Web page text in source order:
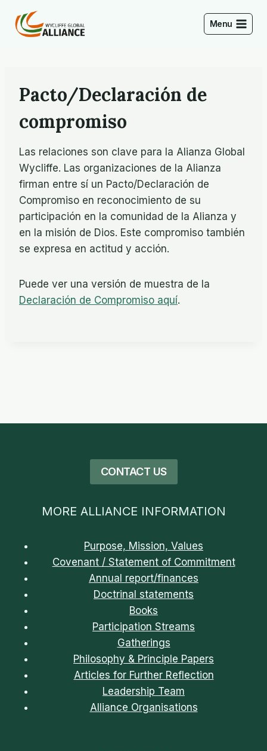
Contenido
Menu
Pacto/Declaración de
compromiso
Las relaciones son clave para la Alianza Global
Wycliffe. Las organizaciones de la Alianza
firman entre sí un Pacto/Declaración de
Compromiso en reconocimiento de su
participación en la comunidad de la Alianza y
en la misión de Dios. Este compromiso también
se expresa en actitud y acción.
Puede ver una versión de muestra de la
Declaración de Compromiso aquí.
CONTACT US
MORE ALLIANCE INFORMATION
Purpose, Mission, Values
Covenant / Statement of Commitment
Annual report/finances
Doctrinal statements
Books
Participation Streams
Gatherings
Philosophy & Principle Papers
Articles for Further Reflection
Leadership Team
Alliance Organisations